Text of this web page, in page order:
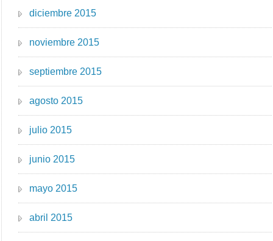
diciembre 2015
noviembre 2015
septiembre 2015
agosto 2015
julio 2015
junio 2015
mayo 2015
abril 2015